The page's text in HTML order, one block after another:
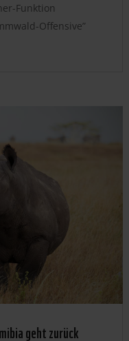
Funktion
Offensive”
geht zurück